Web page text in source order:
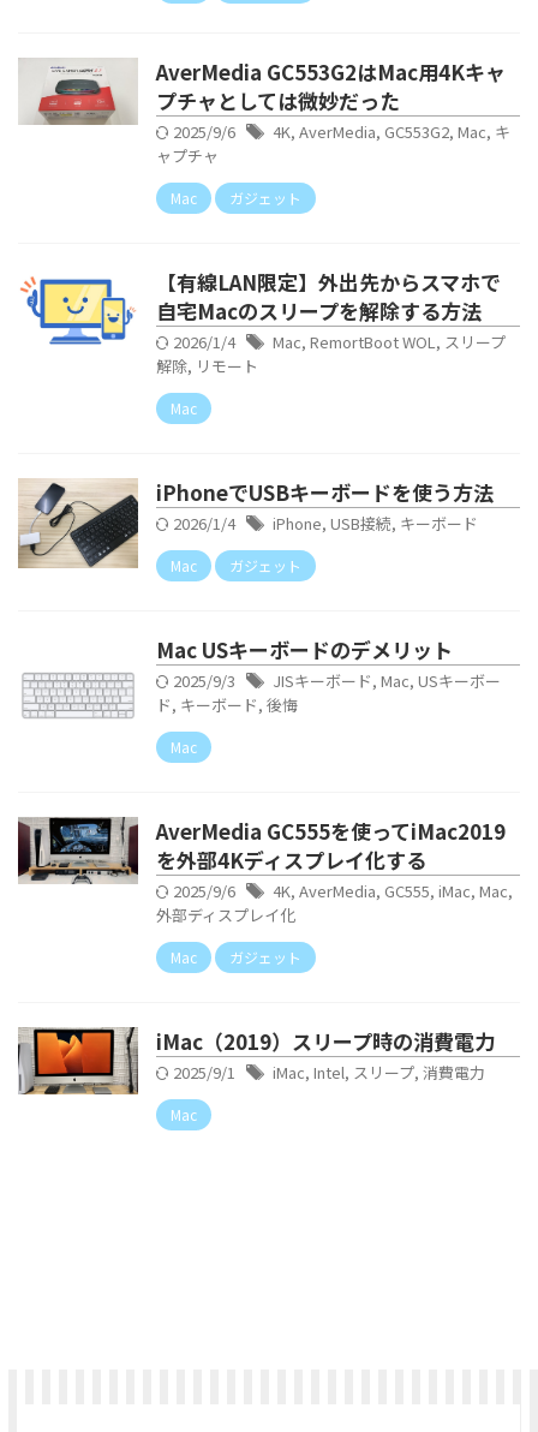
AverMedia GC553G2はMac用4Kキャ
プチャとしては微妙だった
2025/9/6 4K, AverMedia, GC553G2, Mac, キ
ャプチャ
Mac ガジェット
【有線LAN限定】外出先からスマホで
自宅Macのスリープを解除する方法
2026/1/4 Mac, RemortBoot WOL, スリープ
解除, リモート
Mac
iPhoneでUSBキーボードを使う方法
2026/1/4 iPhone, USB接続, キーボード
Mac ガジェット
Mac USキーボードのデメリット
2025/9/3 JISキーボード, Mac, USキーボー
ド, キーボード, 後悔
Mac
AverMedia GC555を使ってiMac2019
を外部4Kディスプレイ化する
2025/9/6 4K, AverMedia, GC555, iMac, Mac,
外部ディスプレイ化
Mac ガジェット
iMac（2019）スリープ時の消費電力
2025/9/1 iMac, Intel, スリープ, 消費電力
Mac